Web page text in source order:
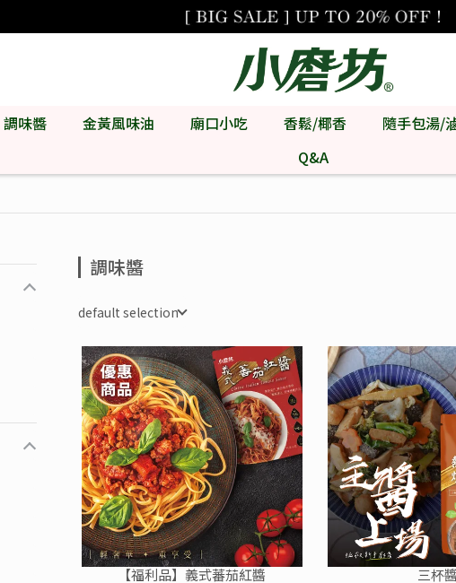
調味醬 金黃風味油 廟口小吃 香鬆/椰香 隨手包湯/
Q&A
調味醬
default selection
【福利品】義式蕃茄紅醬
三杯醬